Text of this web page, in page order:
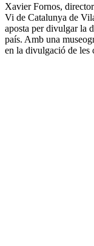
Xavier Fornos,
Vi de Catalunya de
aposta per divulgar la
país. Amb una
en la divulgació de les